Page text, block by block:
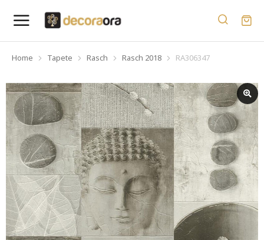
You are here:
Home Tapete Rasch Rasch 2018 RA306347